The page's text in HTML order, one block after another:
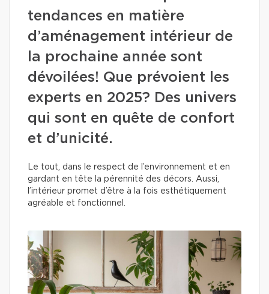
tendances en matière
d’aménagement intérieur de
la prochaine année sont
dévoilées! Que prévoient les
experts en 2025? Des univers
qui sont en quête de confort
et d’unicité.
Le tout, dans le respect de l’environnement et en
gardant en tête la pérennité des décors. Aussi,
l’intérieur promet d’être à la fois esthétiquement
agréable et fonctionnel.